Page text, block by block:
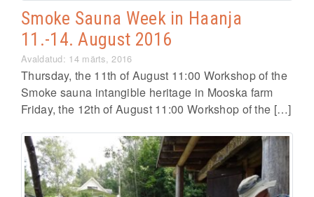
Smoke Sauna Week in Haanja
11.-14. August 2016
Avaldatud: 14 märts, 2016
Thursday, the 11th of August 11:00 Workshop of the
Smoke sauna intangible heritage in Mooska farm
Friday, the 12th of August 11:00 Workshop of the […]